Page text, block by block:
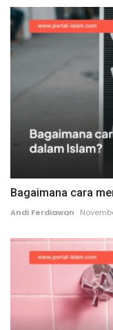
Bagaimana cara
Andi Ferdiawan